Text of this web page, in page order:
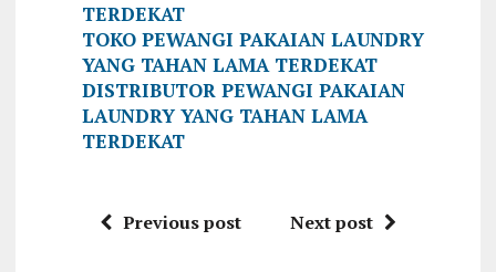
TERDEKAT
TOKO PEWANGI PAKAIAN LAUNDRY
YANG TAHAN LAMA TERDEKAT
DISTRIBUTOR PEWANGI PAKAIAN
LAUNDRY YANG TAHAN LAMA
TERDEKAT
Previous post Next post